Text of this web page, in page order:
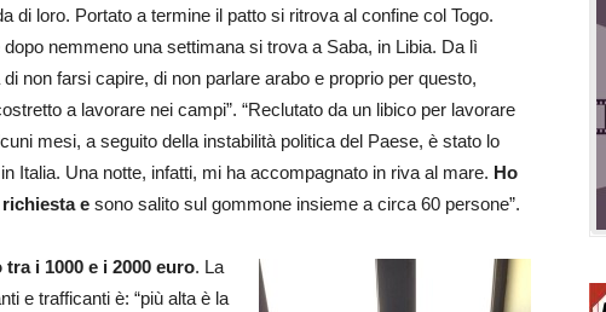
di loro. Portato a termine il patto si ritrova al confine col Togo.
nemmeno una settimana si trova a Saba, in Libia. Da lì
non farsi capire, di non parlare arabo e proprio per questo,
a lavorare nei campi”. “Reclutato da un libico per lavorare
mesi, a seguito della instabilità politica del Paese, è stato lo
Italia. Una notte, infatti, mi ha accompagnato in riva al mare. Ho
e sono salito sul gommone insieme a circa 60 persone”.
i 1000 e i 2000 euro. La
e trafficanti è: “più alta è la